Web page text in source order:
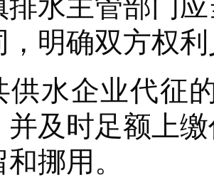
排水主管部门
，明确双方权
供水企业代征
并及时足额上
挪用。